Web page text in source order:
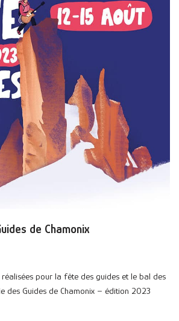
de Chamonix
pour la fête des guides et le bal des
des Guides de Chamonix – édition 2023